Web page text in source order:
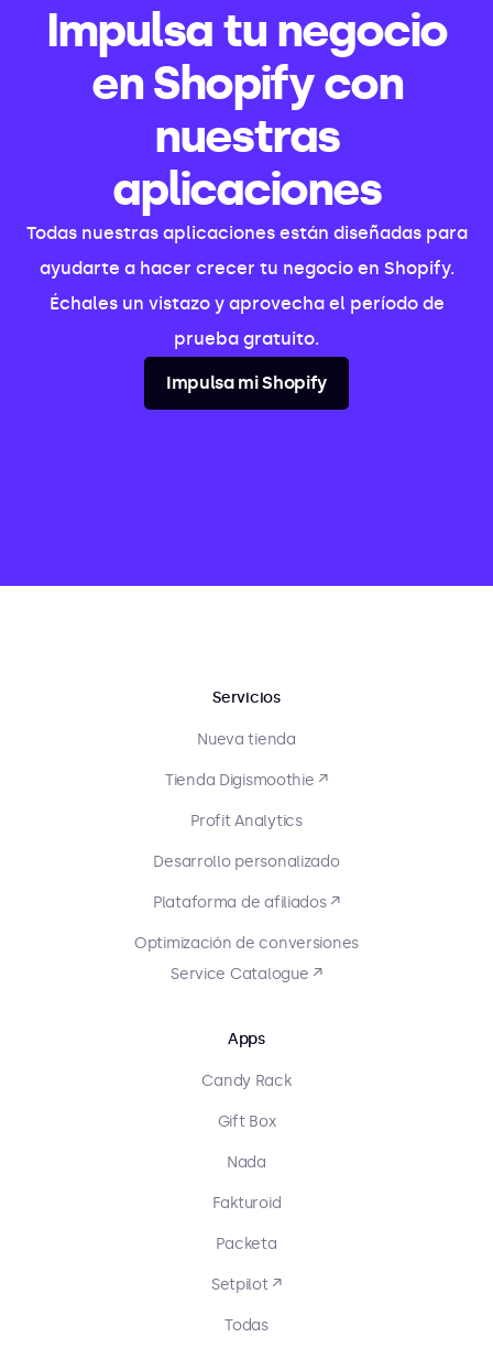
Impulsa tu negocio
en Shopify con
nuestras
aplicaciones
Todas nuestras aplicaciones están diseñadas para
ayudarte a hacer crecer tu negocio en Shopify.
Échales un vistazo y aprovecha el período de
prueba gratuito.
Impulsa mi Shopify
Servicios
Nueva tienda
Tienda Digismoothie ↗
Profit Analytics
Desarrollo personalizado
Plataforma de afiliados ↗
Optimización de conversiones
Service Catalogue ↗
Apps
Candy Rack
Gift Box
Nada
Fakturoid
Packeta
Setpilot ↗
Todas